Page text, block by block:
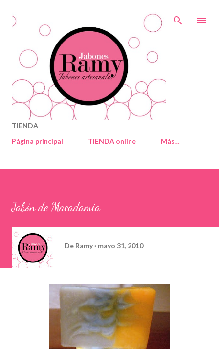
TIENDA
Página principal
TIENDA online Más…
Jabón de Macadamia
De Ramy mayo 31, 2010